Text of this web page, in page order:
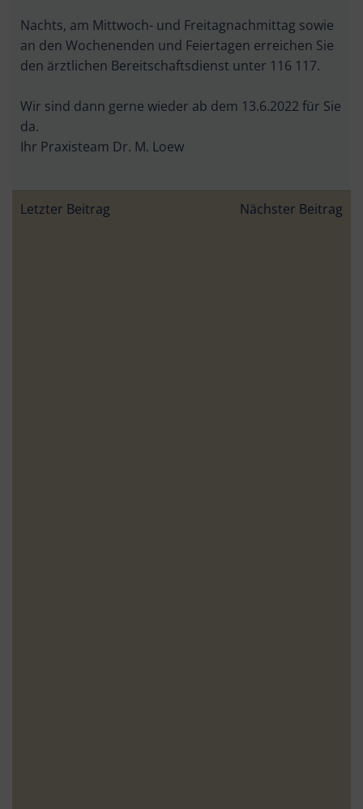
Nachts, am Mittwoch- und Freitagnachmittag sowie
an den Wochenenden und Feiertagen erreichen Sie
den ärztlichen Bereitschaftsdienst unter 116 117.
Wir sind dann gerne wieder ab dem 13.6.2022 für Sie
da.
Ihr Praxisteam Dr. M. Loew
Beitragsnavigation
Letzter Beitrag Nächster Beitrag